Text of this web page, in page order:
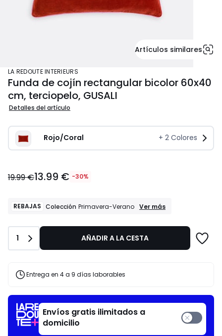
Artículos similares
LA REDOUTE INTERIEURS
Funda de cojín rectangular bicolor 60x40
cm, terciopelo, GUSALI
Detalles del artículo
Rojo/Coral + 2 Colores
€
de
€
30%
descuento
19.99 €13.99 € -30%
REBAJAS Colección Primavera-Verano REBAJAS
Ver más
Cantidad
1 AÑADIR A LA CESTA
Entrega en 4 a 9 días laborables
Envíos gratis ilimitados a
domicilio